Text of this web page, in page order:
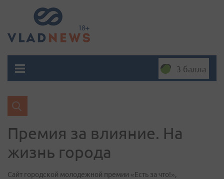
3 балла
Премия за влияние. На
жизнь города
Сайт городской молодежной премии «Есть за что!»,